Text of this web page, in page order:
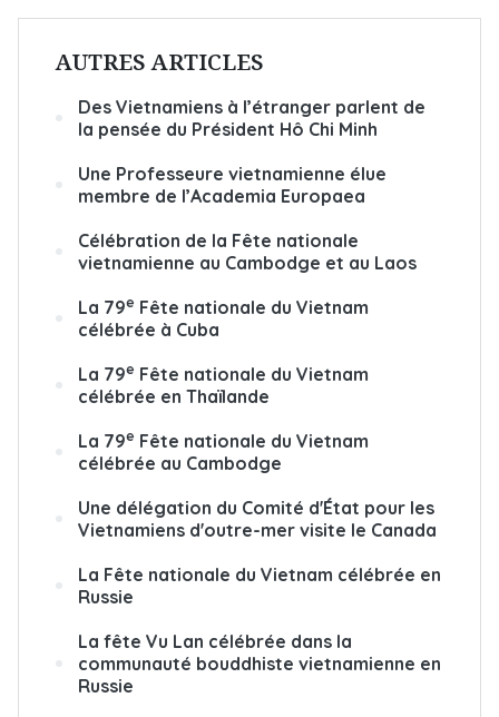
AUTRES ARTICLES
Des Vietnamiens à l’étranger parlent de
la pensée du Président Hô Chi Minh
Une Professeure vietnamienne élue
membre de l’Academia Europaea
Célébration de la Fête nationale
vietnamienne au Cambodge et au Laos
La 79e Fête nationale du Vietnam
célébrée à Cuba
La 79e Fête nationale du Vietnam
célébrée en Thaïlande
La 79e Fête nationale du Vietnam
célébrée au Cambodge
Une délégation du Comité d'État pour les
Vietnamiens d'outre-mer visite le Canada
La Fête nationale du Vietnam célébrée en
Russie
La fête Vu Lan célébrée dans la
communauté bouddhiste vietnamienne en
Russie